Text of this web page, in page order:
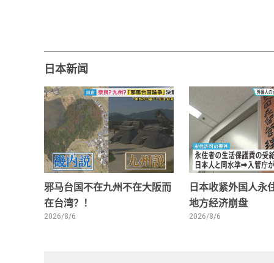
日本新闻
邪马台国不在九州不在大阪而
在台湾？！
2026/8/6
日本收紧外国人永
地方经济崩盘
2026/8/6